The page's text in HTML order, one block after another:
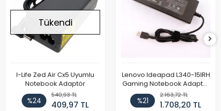
Tükendi
I-Life Zed Air Cx5 Uyumlu
Notebook Adaptör
%24
540,93 TL
409,97 TL
Lenovo Ideapad L340-15IRH
Gaming Notebook Adaptör
Cihazı Şarj Aleti (150W)
%21
2.163,72 TL
1.708,20 TL